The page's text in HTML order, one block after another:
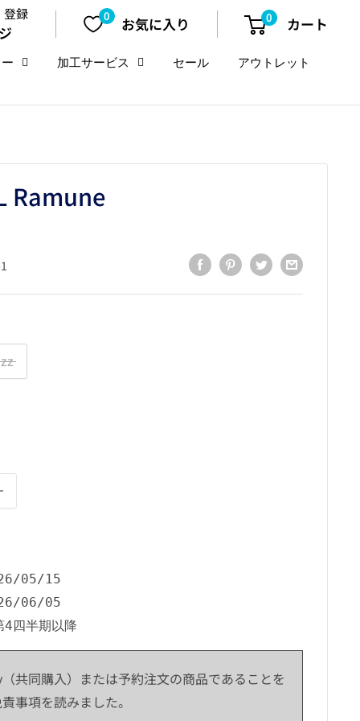
登録
お気に入り
0 0 カート
加工サービス セール アウトレット
Ramune
05/15
06/05
四半期以降
共同購入）または予約注文の商品であることを
事項を読みました。